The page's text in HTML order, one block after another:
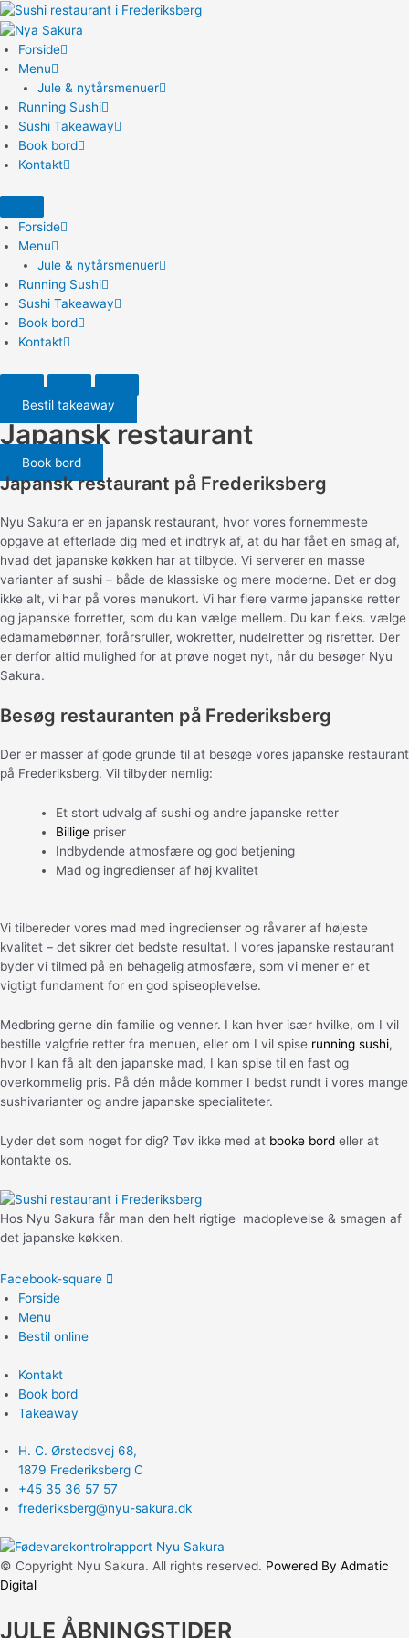
Gå
til
indholdet
Forside
Menu
Jule & nytårsmenuer
Running Sushi
Sushi Takeaway
Book bord
Kontakt
Forside
Menu
Jule & nytårsmenuer
Running Sushi
Sushi Takeaway
Book bord
Kontakt
Bestil takeaway
Japansk restaurant
Book bord
Japansk restaurant på Frederiksberg
Nyu Sakura er en japansk restaurant, hvor vores fornemmeste
opgave at efterlade dig med et indtryk af, at du har fået en smag af,
hvad det japanske køkken har at tilbyde. Vi serverer en masse
varianter af sushi – både de klassiske og mere moderne. Det er dog
ikke alt, vi har på vores menukort. Vi har flere varme japanske retter
og japanske forretter, som du kan vælge mellem. Du kan f.eks. vælge
edamamebønner, forårsruller, wokretter, nudelretter og risretter. Der
er derfor altid mulighed for at prøve noget nyt, når du besøger Nyu
Sakura.
Besøg restauranten på Frederiksberg
Der er masser af gode grunde til at besøge vores japanske restaurant
på Frederiksberg. Vil tilbyder nemlig:
Et stort udvalg af sushi og andre japanske retter
Billige priser
Indbydende atmosfære og god betjening
Mad og ingredienser af høj kvalitet
Vi tilbereder vores mad med ingredienser og råvarer af højeste
kvalitet – det sikrer det bedste resultat. I vores japanske restaurant
byder vi tilmed på en behagelig atmosfære, som vi mener er et
vigtigt fundament for en god spiseoplevelse.
Medbring gerne din familie og venner. I kan hver især hvilke, om I vil
bestille valgfrie retter fra menuen, eller om I vil spise running sushi,
hvor I kan få alt den japanske mad, I kan spise til en fast og
overkommelig pris. På dén måde kommer I bedst rundt i vores mange
sushivarianter og andre japanske specialiteter.
Lyder det som noget for dig? Tøv ikke med at booke bord eller at
kontakte os.
Hos Nyu Sakura får man den helt rigtige madoplevelse & smagen af
det japanske køkken.
Facebook-square
Forside
Menu
Bestil online
Kontakt
Book bord
Takeaway
H. C. Ørstedsvej 68,
1879 Frederiksberg C
+45 35 36 57 57
frederiksberg@nyu-sakura.dk
© Copyright Nyu Sakura. All rights reserved. Powered By Admatic
Digital
JULE ÅBNINGSTIDER